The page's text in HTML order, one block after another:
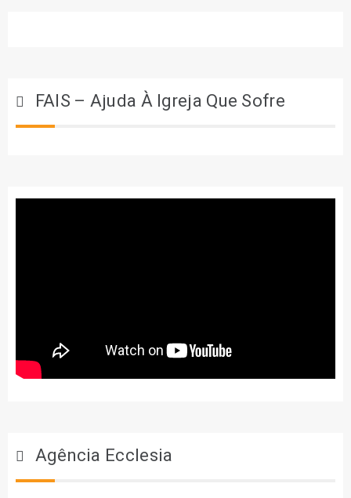
FAIS – Ajuda À Igreja Que Sofre
Agência Ecclesia